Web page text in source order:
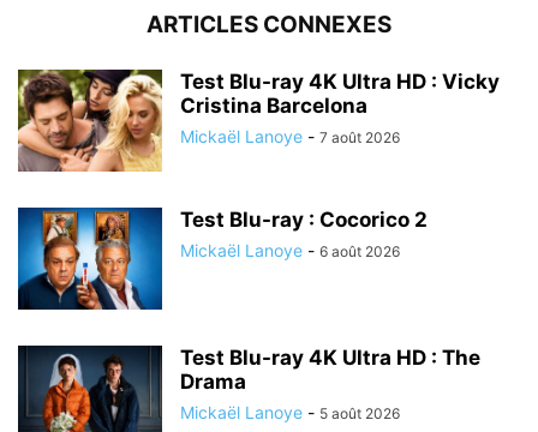
ARTICLES CONNEXES
Test Blu-ray 4K Ultra HD : Vicky
Cristina Barcelona
Mickaël Lanoye - 7 août 2026
Test Blu-ray : Cocorico 2
Mickaël Lanoye - 6 août 2026
Test Blu-ray 4K Ultra HD : The
Drama
Mickaël Lanoye - 5 août 2026